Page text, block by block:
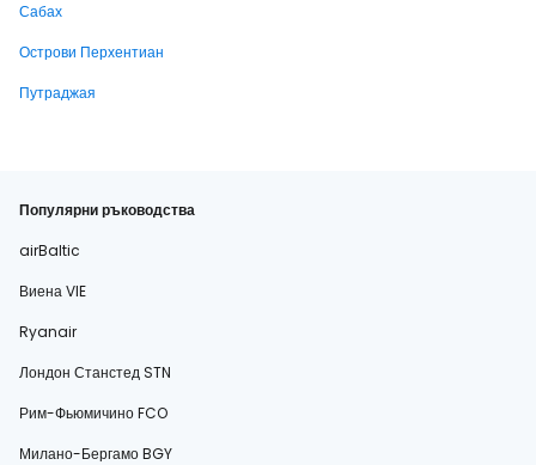
Сабах
Острови Перхентиан
Путраджая
Популярни ръководства
airBaltic
Виена VIE
Ryanair
Лондон Станстед STN
Рим-Фьюмичино FCO
Милано-Бергамо BGY